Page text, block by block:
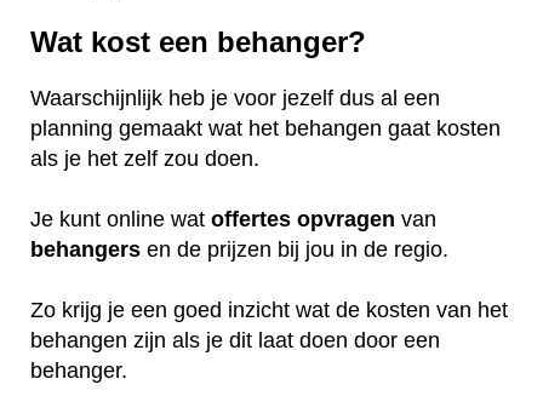
Wat kost een behanger?
Waarschijnlijk heb je voor jezelf dus al een
planning gemaakt wat het behangen gaat kosten
als je het zelf zou doen.
Je kunt online wat offertes opvragen van
behangers en de prijzen bij jou in de regio.
Zo krijg je een goed inzicht wat de kosten van het
behangen zijn als je dit laat doen door een
behanger.